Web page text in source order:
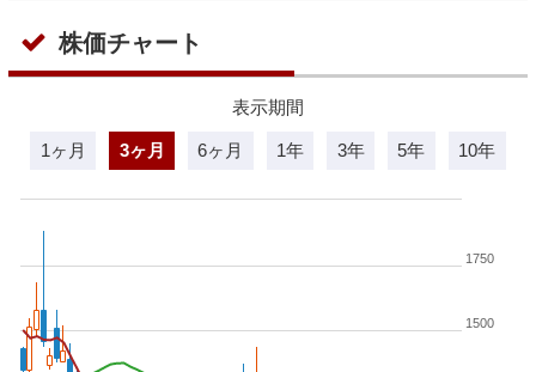
株価チャート
表示期間
1ヶ月 3ヶ月 6ヶ月 1年 3年 5年 10年
1500
1750